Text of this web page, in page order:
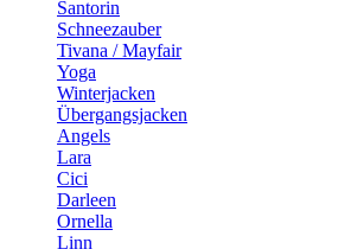
Santorin
Schneezauber
Tivana / Mayfair
Yoga
Winterjacken
Übergangsjacken
Angels
Lara
Cici
Darleen
Ornella
Linn